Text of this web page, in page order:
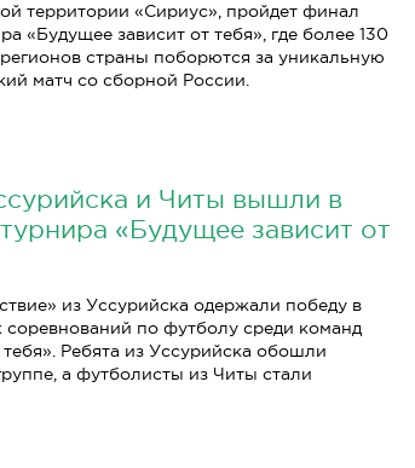
территории «Сириус», пройдет финал
«Будущее зависит от тебя», где более 130
страны поборются за уникальную
матч со сборной России.
и Читы вышли в
«Будущее зависит от
из Уссурийска одержали победу в
по футболу среди команд
Ребята из Уссурийска обошли
а футболисты из Читы стали